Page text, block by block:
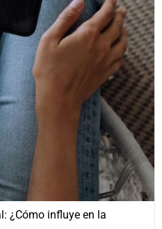
¿Cómo influye en la